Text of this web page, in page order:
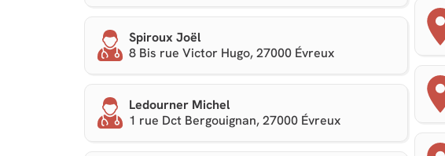
Spiroux Joël
8 Bis rue Victor Hugo, 27000 Évreux
Ledourner Michel
1 rue Dct Bergouignan, 27000 Évreux